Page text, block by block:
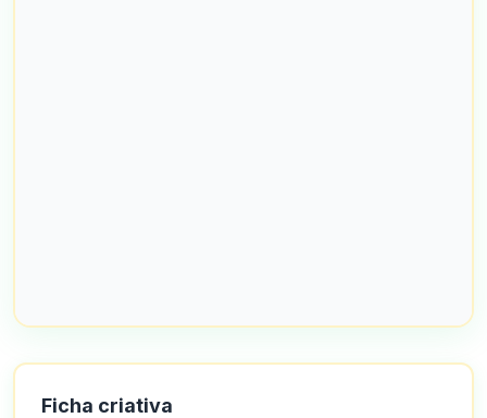
Ficha criativa